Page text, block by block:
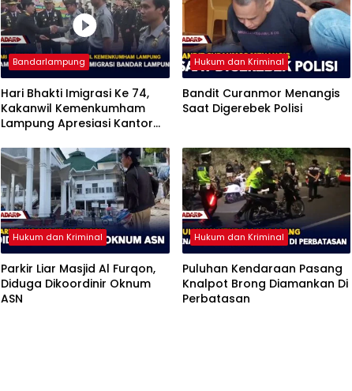
Bandarlampung
Hari Bhakti Imigrasi Ke 74,
Kakanwil Kemenkumham
Lampung Apresiasi Kantor
Hukum dan Kriminal
Bandit Curanmor Menangis
Saat Digerebek Polisi
Hukum dan Kriminal
Parkir Liar Masjid Al Furqon,
Diduga Dikoordinir Oknum
ASN
Hukum dan Kriminal
Puluhan Kendaraan Pasang
Knalpot Brong Diamankan Di
Perbatasan